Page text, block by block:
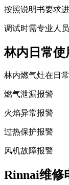
按照说明书要求
调试时需专业人
林内日常使
林内燃气灶在日
燃气泄漏报警
火焰异常报警
过热保护报警
风机故障报警
Rinnai维修